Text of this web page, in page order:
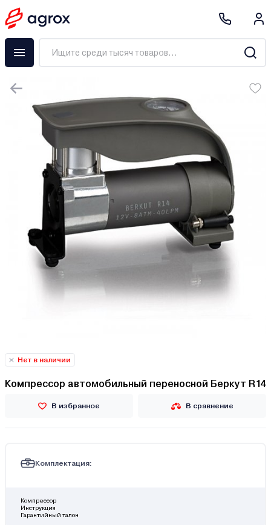
Нет в наличии
Компрессор автомобильный переносной Беркут R14
В избранное В сравнение
Комплектация:
Компрессор
Инструкция
Гарантийный талон